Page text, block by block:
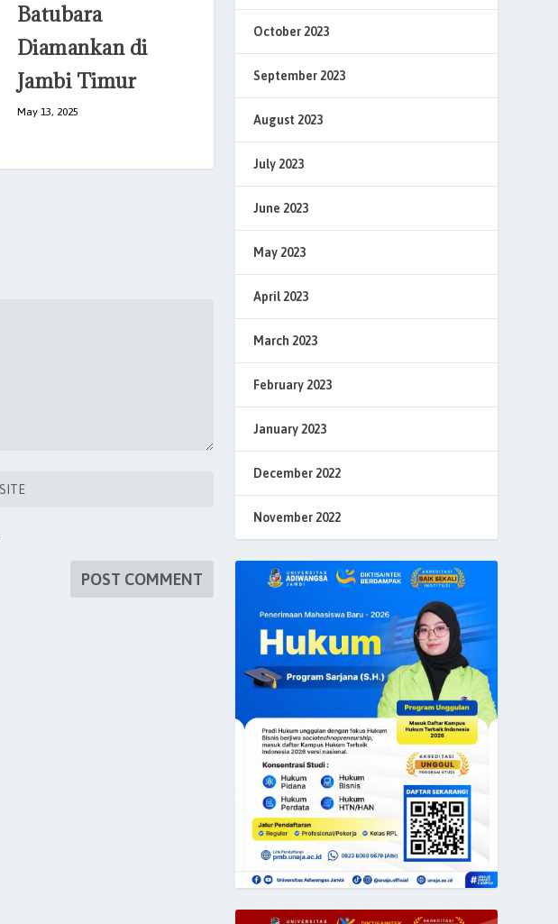
Batubara
Diamankan di
Jambi Timur
May 13, 2025
October 2023
September 2023
August 2023
July 2023
June 2023
May 2023
April 2023
March 2023
February 2023
January 2023
December 2022
November 2022